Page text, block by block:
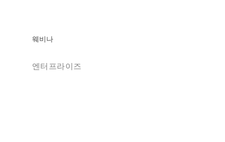
웨비나
엔터프라이즈